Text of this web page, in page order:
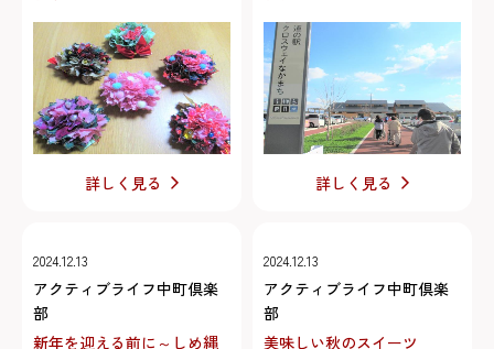
詳しく見る 詳しく見る
2024.12.13
アクティブライフ中町倶楽
部
新年を迎える前に～しめ縄
2024.12.13
アクティブライフ中町倶楽
部
美味しい秋のスイーツ